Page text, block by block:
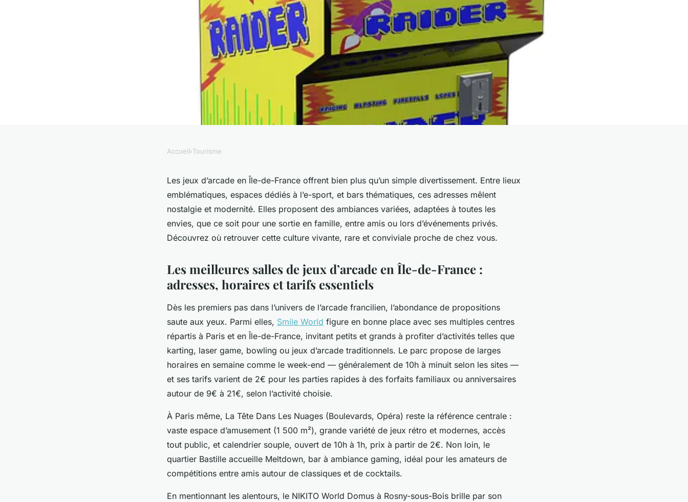
Les jeux d'arcade les plus fun en Île-
Accueil›Tourisme
Les jeux d’arcade en Île-de-France offrent bien plus qu’un simple divertissement. Entre lieux
emblématiques, espaces dédiés à l’e-sport, et bars thématiques, ces adresses mêlent
nostalgie et modernité. Elles proposent des ambiances variées, adaptées à toutes les
envies, que ce soit pour une sortie en famille, entre amis ou lors d’événements privés.
Découvrez où retrouver cette culture vivante, rare et conviviale proche de chez vous.
Les meilleures salles de jeux d’arcade en Île-de-France :
adresses, horaires et tarifs essentiels
Dès les premiers pas dans l’univers de l’arcade francilien, l’abondance de propositions
saute aux yeux. Parmi elles, Smile World figure en bonne place avec ses multiples centres
répartis à Paris et en Île-de-France, invitant petits et grands à profiter d’activités telles que
karting, laser game, bowling ou jeux d’arcade traditionnels. Le parc propose de larges
horaires en semaine comme le week-end — généralement de 10h à minuit selon les sites —
et ses tarifs varient de 2€ pour les parties rapides à des forfaits familiaux ou anniversaires
autour de 9€ à 21€, selon l’activité choisie.
À Paris même, La Tête Dans Les Nuages (Boulevards, Opéra) reste la référence centrale :
vaste espace d’amusement (1 500 m²), grande variété de jeux rétro et modernes, accès
tout public, et calendrier souple, ouvert de 10h à 1h, prix à partir de 2€. Non loin, le
quartier Bastille accueille Meltdown, bar à ambiance gaming, idéal pour les amateurs de
compétitions entre amis autour de classiques et de cocktails.
En mentionnant les alentours, le NIKITO World Domus à Rosny-sous-Bois brille par son